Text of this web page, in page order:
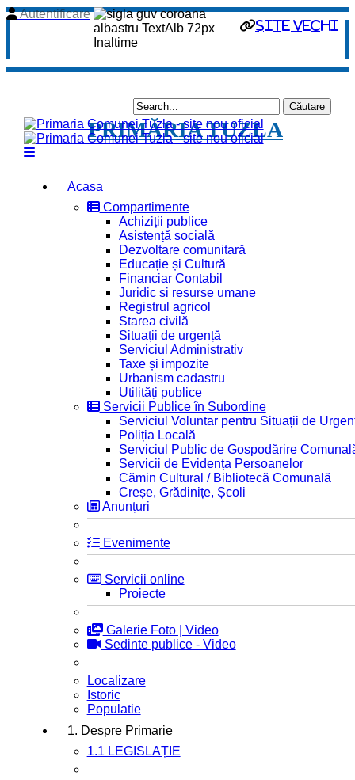
site vechi
Autentificare
PRIMĂRIA TUZLA
Acasa
Compartimente
Achiziții publice
Asistență socială
Dezvoltare comunitară
Educație și Cultură
Financiar Contabil
Juridic si resurse umane
Registrul agricol
Starea civilă
Situații de urgență
Serviciul Administrativ
Taxe și impozite
Urbanism cadastru
Utilități publice
Servicii Publice în Subordine
Serviciul Voluntar pentru Situații de
Poliția Locală
Serviciul Public de Gospodărire
Servicii de Evidența Persoanelor
Cămin Cultural / Bibliotecă Comunală
Creșe, Grădinițe, Școli
Anunțuri
Evenimente
Servicii online
Proiecte
Galerie Foto | Video
Sedinte publice - Video
Localizare
Istoric
Populatie
1. Despre Primarie
1.1 LEGISLAȚIE